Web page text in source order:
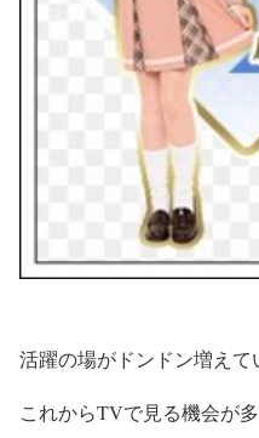
活躍の場がドンドン増えて
これからTVで見る機会が